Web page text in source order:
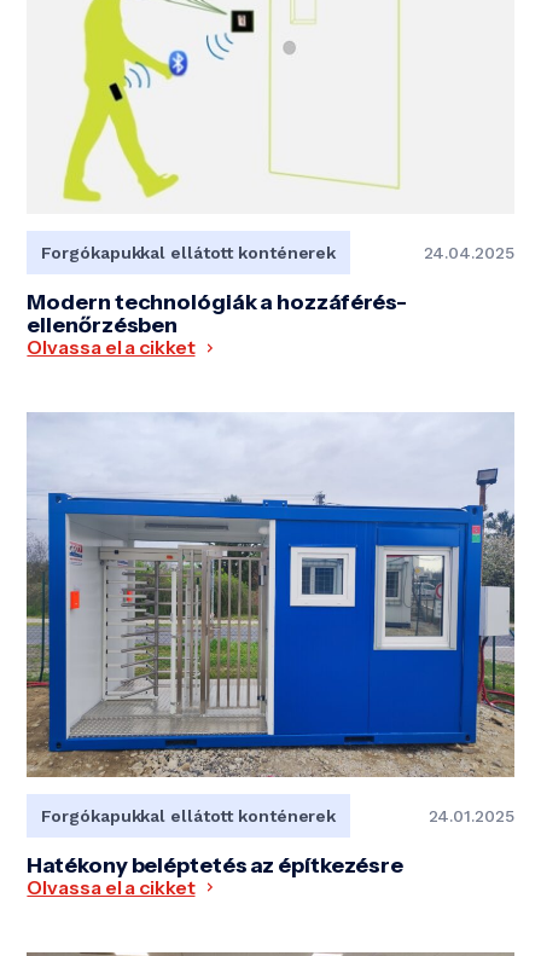
Forgókapukkal ellátott konténerek 24.04.2025
Modern technológiák a hozzáférés-
ellenőrzésben
Olvassa el a cikket
Forgókapukkal ellátott konténerek 24.01.2025
Hatékony beléptetés az építkezésre
Olvassa el a cikket